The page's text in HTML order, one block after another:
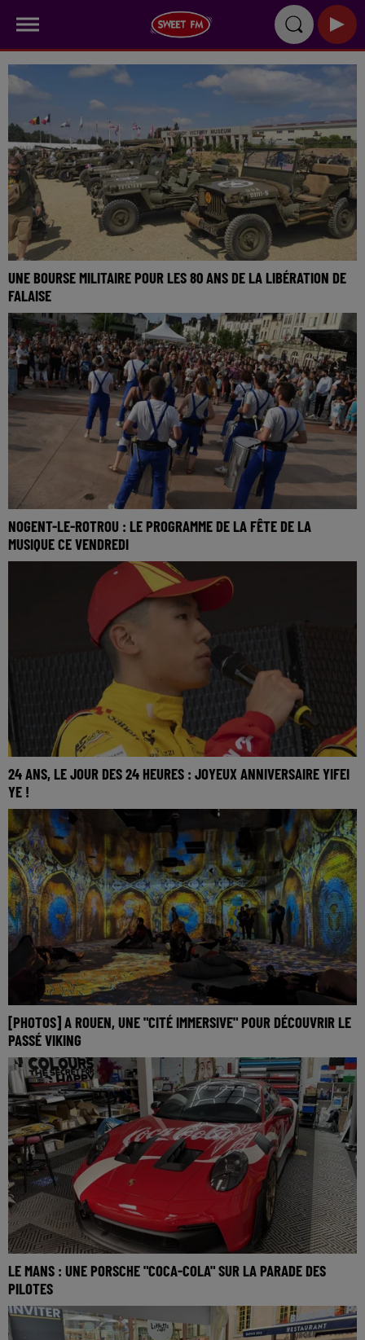
UNE BOURSE MILITAIRE POUR LES 80 ANS DE LA LIBÉRATION DE
FALAISE
NOGENT-LE-ROTROU : LE PROGRAMME DE LA FÊTE DE LA
MUSIQUE CE VENDREDI
24 ANS, LE JOUR DES 24 HEURES : JOYEUX ANNIVERSAIRE YIFEI
YE !
[PHOTOS] A ROUEN, UNE "CITÉ IMMERSIVE" POUR DÉCOUVRIR LE
PASSÉ VIKING
LE MANS : UNE PORSCHE "COCA-COLA" SUR LA PARADE DES
PILOTES